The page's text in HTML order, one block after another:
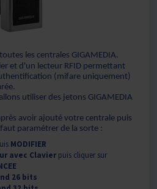
les centrales GIGAMEDIA.
et d'un lecteur RFID permettant
(mifare uniquement)
utiliser des jetons GIGAMEDIA
avoir ajouté votre centrale puis
paramétrer de la sorte :
MODIFIER
avec Clavier puis cliquer sur
26 bits